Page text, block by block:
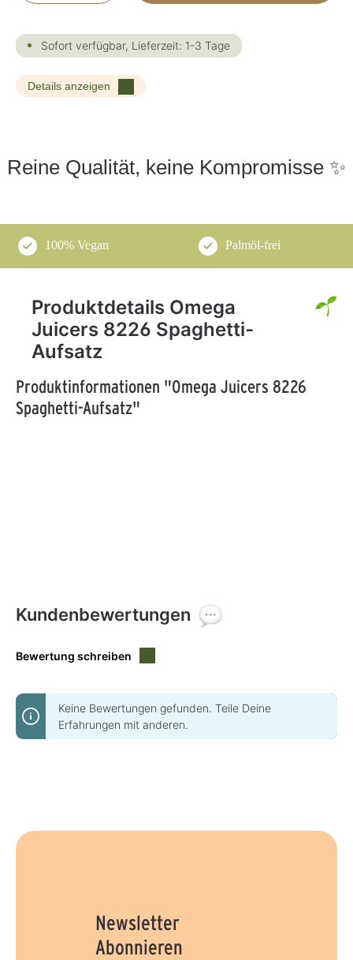
Sofort verfügbar, Lieferzeit: 1-3 Tage
Details anzeigen
Reine Qualität, keine Kompromisse ✨
100% Vegan Palmöl-frei
Produktdetails Omega
Juicers 8226 Spaghetti-
Aufsatz
Produktinformationen "Omega Juicers 8226
Spaghetti-Aufsatz"
Kundenbewertungen
Bewertung schreiben
Keine Bewertungen gefunden. Teile Deine
Erfahrungen mit anderen.
Newsletter
Abonnieren